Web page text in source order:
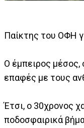
Παίκτης του ΟΦΗ
Ο έμπειρος μέσος,
επαφές με τους
Έτσι, ο 30χρονος
ποδοσφαιρικά